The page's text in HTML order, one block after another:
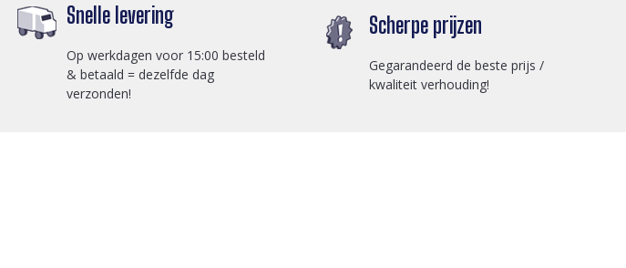
Snelle levering
Op werkdagen voor 15:00 besteld
& betaald = dezelfde dag
verzonden!
Scherpe prijzen
Gegarandeerd de beste prijs /
kwaliteit verhouding!